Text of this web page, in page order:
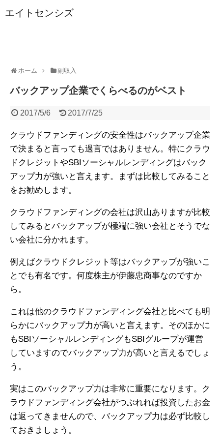
エイトセンシズ
ホーム 副収入
バックアップ企業でくらべるのがベスト
2017/5/6 2017/7/25
クラウドファンディングの安全性はバックアップ企業
で決まると言っても過言ではありません。特にクラウ
ドクレジットやSBIソーシャルレンディングはバック
アップ力が強いと言えます。まずは比較してみること
をお勧めします。
クラウドファンディングの会社は沢山ありますが比較
してみるとバックアップが極端に強い会社とそうでな
い会社に分かれます。
例えばクラウドクレジット等はバックアップが強いこ
とでも有名です。何度株主が伊藤忠商事なのですか
ら。
これは他のクラウドファンディング会社と比べても明
らかにバックアップ力が高いと言えます。そのほかに
もSBIソーシャルレンディングもSBIグループが運営
していますのでバックアップ力が高いと言えるでしょ
う。
実はこのバックアップ力は非常に重要になります。ク
ラウドファンディング会社がつぶれれば投資したお金
は返ってきませんので、バックアップ力は必ず比較し
ておきましょう。